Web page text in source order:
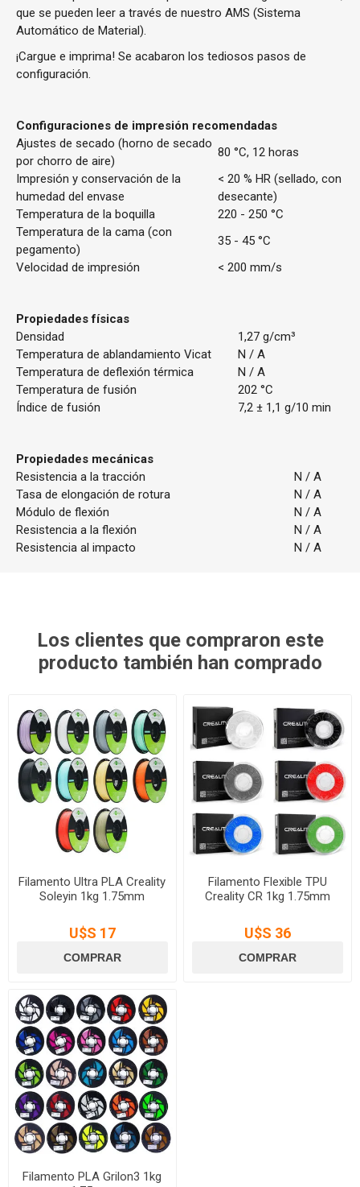
que se pueden leer a través de nuestro AMS (Sistema
Automático de Material).
¡Cargue e imprima! Se acabaron los tediosos pasos de
configuración.
Configuraciones de impresión recomendadas
Ajustes de secado (horno de secado
por chorro de aire)
80 °C, 12 horas
Impresión y conservación de la
humedad del envase
< 20 % HR (sellado, con
desecante)
Temperatura de la boquilla
220 - 250 °C
Temperatura de la cama (con
pegamento)
35 - 45 °C
Velocidad de impresión
< 200 mm/s
Propiedades físicas
Densidad
1,27 g/cm³
Temperatura de ablandamiento Vicat
N / A
Temperatura de deflexión térmica
N / A
Temperatura de fusión
202 °C
Índice de fusión
7,2 ± 1,1 g/10 min
Propiedades mecánicas
Resistencia a la tracción
N / A
Tasa de elongación de rotura
N / A
Módulo de flexión
N / A
Resistencia a la flexión
N / A
Resistencia al impacto
N / A
Los clientes que compraron este
producto también han comprado
Filamento Ultra PLA Creality
Soleyin 1kg 1.75mm
U$S 17
Filamento Flexible TPU
Creality CR 1kg 1.75mm
U$S 36
Filamento PLA Grilon3 1kg